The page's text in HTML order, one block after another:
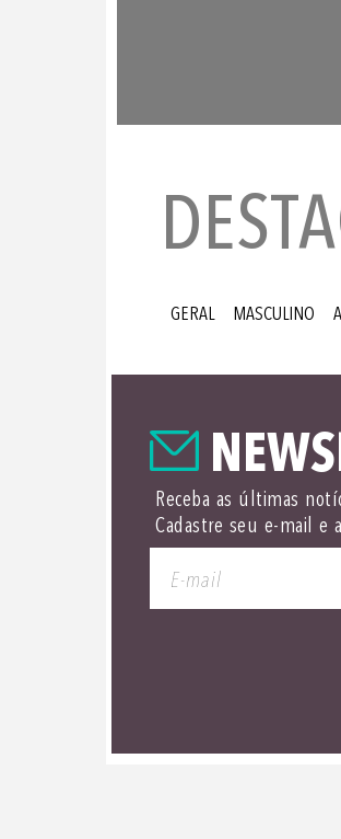
GERAL MASCULINO
Receba as últimas
Cadastre seu e-mail e